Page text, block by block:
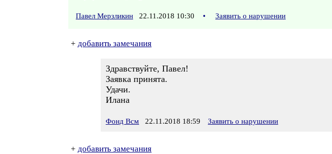
Павел Мерзликин 22.11.2018 10:30 • Заявить о нарушении
+ добавить замечания
Здравствуйте, Павел!
Заявка принята.
Удачи.
Илана
Фонд Всм 22.11.2018 18:59 Заявить о нарушении
+ добавить замечания